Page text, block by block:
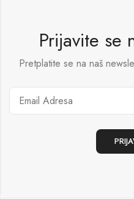
Prijavite se
Pretplatite se na naš